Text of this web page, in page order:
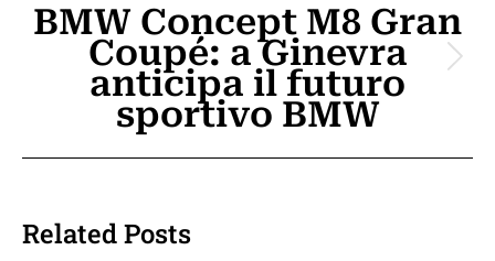
Prossimo
post:
BMW Concept M8 Gran
Coupé: a Ginevra
anticipa il futuro
sportivo BMW
Related Posts